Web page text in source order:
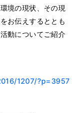
境の現状、その現
お伝えするととも
動についてご紹介
1207/?p=3957